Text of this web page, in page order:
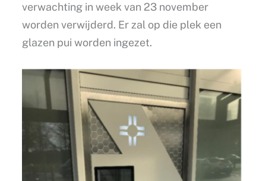
verwachting in week van 23 november
worden verwijderd. Er zal op die plek een
glazen pui worden ingezet.